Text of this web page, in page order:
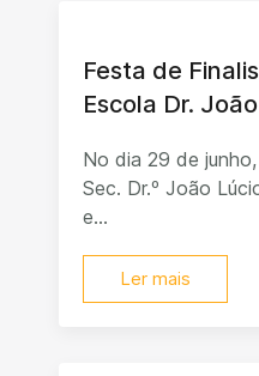
Festa de
Escola Dr.
No dia 29 de
Sec. Dr.º João
e...
Ler mais